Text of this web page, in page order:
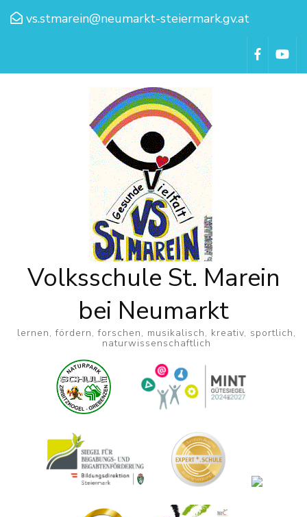
vs.stmarein@neumarkt-steiermark.gv.at
Volksschule St. Marein
bei Neumarkt
lernen, fördern, forschen, musikalisch, kreativ, sportlich,
naturwissenschaftlich